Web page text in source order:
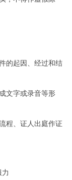
的起因、经过和结
文字或录音等形
程、证人出庭作证